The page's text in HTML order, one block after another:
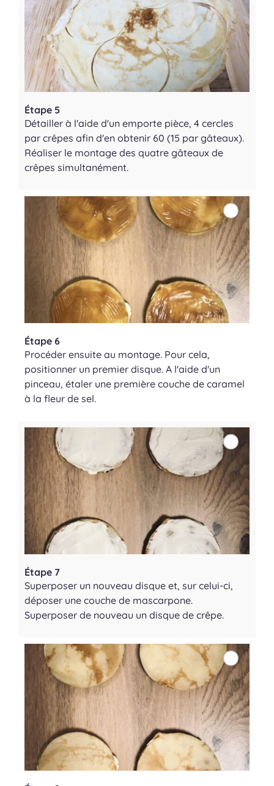
Étape 5
Détailler à l'aide d'un emporte pièce, 4 cercles
par crêpes afin d'en obtenir 60 (15 par gâteaux).
Réaliser le montage des quatre gâteaux de
crêpes simultanément.
Étape 6
Procéder ensuite au montage. Pour cela,
positionner un premier disque. A l'aide d'un
pinceau, étaler une première couche de caramel
à la fleur de sel.
Étape 7
Superposer un nouveau disque et, sur celui-ci,
déposer une couche de mascarpone.
Superposer de nouveau un disque de crêpe.